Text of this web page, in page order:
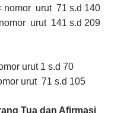
nomor urut 71 s.d 140
urut 141 s.d 209
urut 1 s.d 70
urut 71 s.d 105
Tua dan Afirmasi